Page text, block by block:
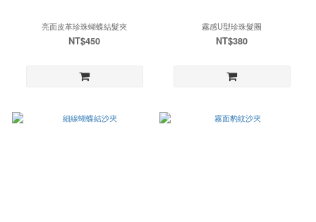
亮面皮革珍珠蝴蝶結髮夾
NT$450
霧感U型珍珠髮圈
NT$380